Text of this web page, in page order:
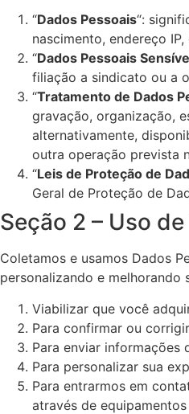
“Dados Pessoais“:
nascimento, endereço
“Dados Pessoais
filiação a sindicato ou a
“Tratamento de Dados
gravação, organização,
alternativamente,
outra operação prevista
“Leis de Proteção de
Geral de Proteção de
Seção 2 – Uso
Coletamos e usamos Dados
personalizando e melhorando
Viabilizar que você
Para confirmar ou
Para enviar informações
Para personalizar sua
Para entrarmos em
através de